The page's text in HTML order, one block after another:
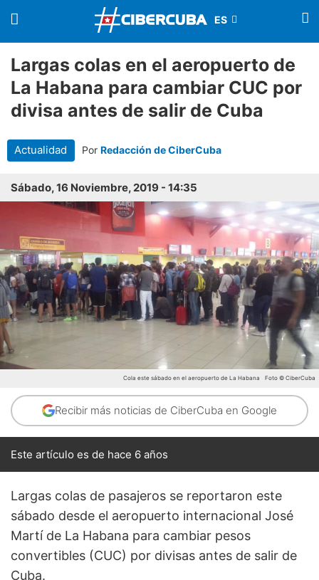
Largas colas en el aeropuerto de
La Habana para cambiar CUC por
divisa antes de salir de Cuba
Actualidad Por Redacción de CiberCuba
Sábado, 16 Noviembre, 2019 - 14:35
Cola este sábado en el aeropuerto de La Habana Foto © CiberCuba
Recibir más noticias de CiberCuba en Google
Este artículo es de hace 6 años
Largas colas de pasajeros se reportaron este
sábado desde el aeropuerto internacional José
Martí de La Habana para cambiar pesos
convertibles (CUC) por divisas antes de salir de
Cuba.